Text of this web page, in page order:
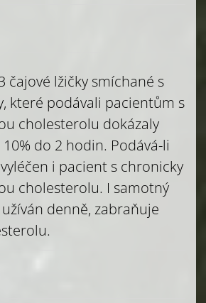
čajové lžičky smíchané s
které podávali pacientům s
cholesterolu dokázaly
do 2 hodin. Podává-li
i pacient s chronicky
cholesterolu. I samotný
denně, zabraňuje